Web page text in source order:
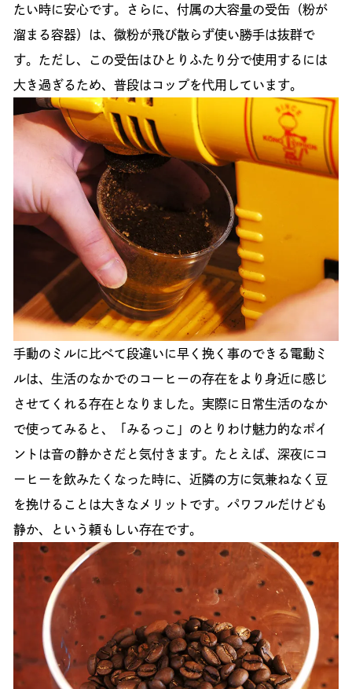
たい時に安心です。さらに、付属の大容量の受缶（粉が
溜まる容器）は、微粉が飛び散らず使い勝手は抜群で
す。ただし、この受缶はひとりふたり分で使用するには
大き過ぎるため、普段はコップを代用しています。
手動のミルに比べて段違いに早く挽く事のできる電動ミ
ルは、生活のなかでのコーヒーの存在をより身近に感じ
させてくれる存在となりました。実際に日常生活のなか
で使ってみると、「みるっこ」のとりわけ魅力的なポイ
ントは音の静かさだと気付きます。たとえば、深夜にコ
ーヒーを飲みたくなった時に、近隣の方に気兼ねなく豆
を挽けることは大きなメリットです。パワフルだけども
静か、という頼もしい存在です。